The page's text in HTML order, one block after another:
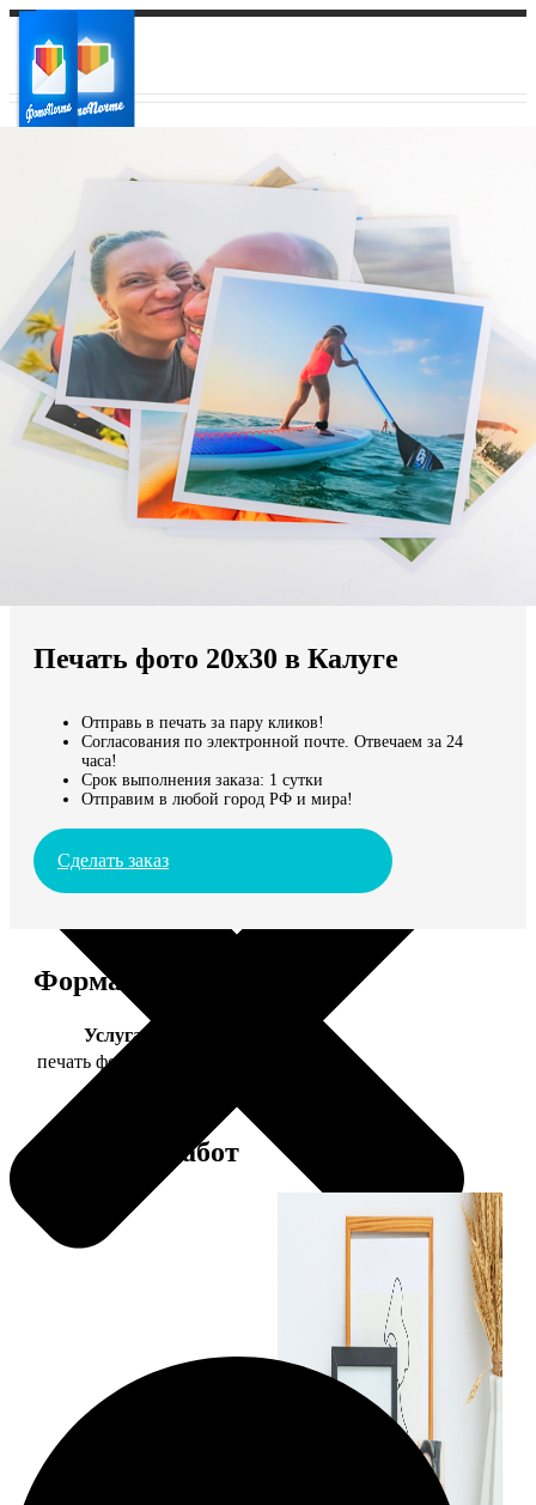
Ваш регион доставки
Выберите из списка:
Мы доставляем по всему миру
Продолжить без города
Печать фото 20х30 в Калуге
Отправь в печать за пару кликов!
Согласования по электронной почте. Отвечаем за 24
часа!
Срок выполнения заказа: 1 сутки
Отправим в любой город РФ и мира!
Сделать заказ
Форматы и цены
Услуга
печать фото 20х30
Примеры работ